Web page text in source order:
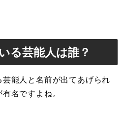
る芸能人は誰？
能人と名前が出てあげられ
名ですよね。